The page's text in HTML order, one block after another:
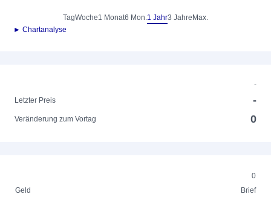
TagWoche1 Monat6 Mon.1 Jahr3 Jahre Max.
► Chartanalyse
-
Letzter Preis
-
Veränderung zum Vortag 0
0
Geld
Brief